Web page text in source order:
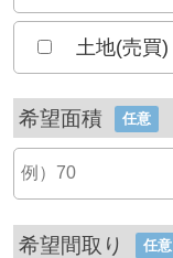
土地(売買)
希望面積 任意
希望間取り 任意